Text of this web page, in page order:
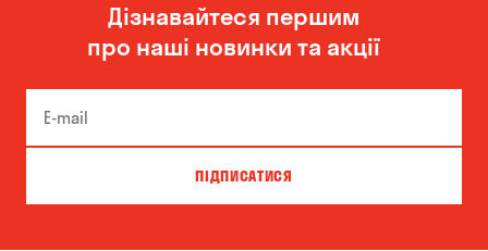
Олександрівка Чорноморськ
Дізнавайтеся першим
про наші новинки та акції
ПІДПИСАТИСЯ